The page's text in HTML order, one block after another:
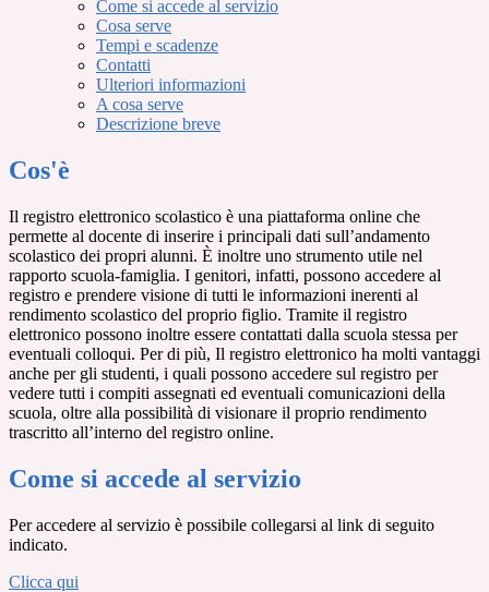
Come si accede al servizio
Cosa serve
Tempi e scadenze
Contatti
Ulteriori informazioni
A cosa serve
Descrizione breve
Cos'è
Il registro elettronico scolastico è una piattaforma online che
permette al docente di inserire i principali dati sull’andamento
scolastico dei propri alunni. È inoltre uno strumento utile nel
rapporto scuola-famiglia. I genitori, infatti, possono accedere al
registro e prendere visione di tutti le informazioni inerenti al
rendimento scolastico del proprio figlio. Tramite il registro
elettronico possono inoltre essere contattati dalla scuola stessa per
eventuali colloqui. Per di più, Il registro elettronico ha molti vantaggi
anche per gli studenti, i quali possono accedere sul registro per
vedere tutti i compiti assegnati ed eventuali comunicazioni della
scuola, oltre alla possibilità di visionare il proprio rendimento
trascritto all’interno del registro online.
Come si accede al servizio
Per accedere al servizio è possibile collegarsi al link di seguito
indicato.
Clicca qui